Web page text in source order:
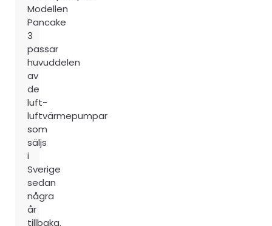
Modellen
Pancake
3
passar
huvuddelen
av
de
luft-
luftvärmepumpar
som
säljs
i
Sverige
sedan
några
år
tillbaka.